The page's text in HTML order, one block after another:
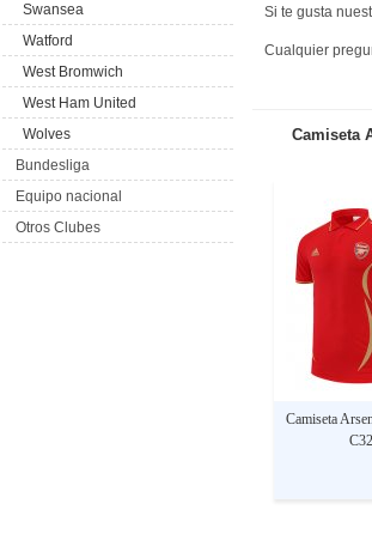
Swansea
Watford
West Bromwich
West Ham United
Wolves
Bundesliga
Equipo nacional
Otros Clubes
Si te gusta
Cualquier
Camiseta
Camiseta